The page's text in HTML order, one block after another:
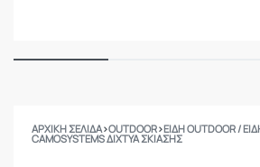
ΑΡΧΙΚΉ ΣΕΛΊΔΑ›OUTDOOR›ΕΙΔΗ OUTDOOR /
CAMOSYSTEMS ΔΊΧΤΥΑ ΣΚΊΑΣΗΣ